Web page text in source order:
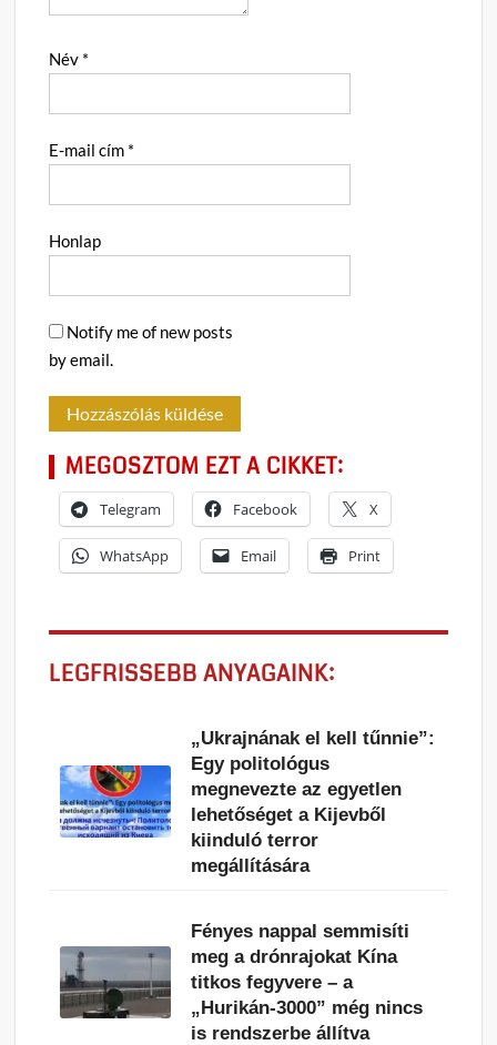
Név *
E-mail cím *
Honlap
Notify me of new posts
by email.
MEGOSZTOM EZT A CIKKET:
Telegram Facebook X
WhatsApp Email Print
LEGFRISSEBB ANYAGAINK:
„Ukrajnának el kell tűnnie”:
Egy politológus
megnevezte az egyetlen
lehetőséget a Kijevből
kiinduló terror
megállítására
Fényes nappal semmisíti
meg a drónrajokat Kína
titkos fegyvere – a
„Hurikán-3000” még nincs
is rendszerbe állítva